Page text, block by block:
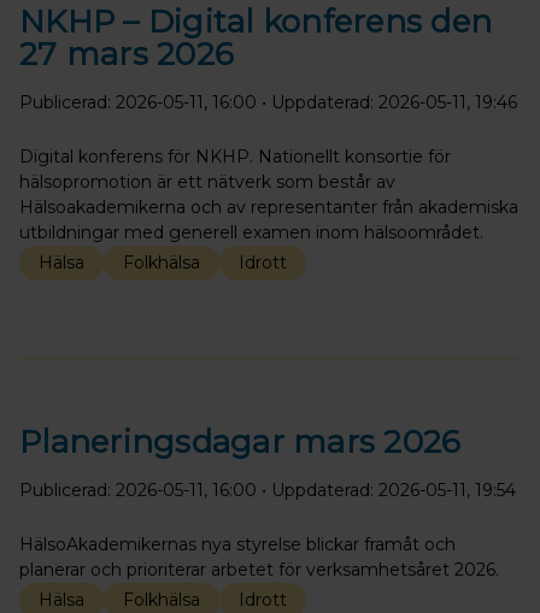
NKHP – Digital konferens den
27 mars 2026
Publicerad: 2026-05-11, 16:00 • Uppdaterad: 2026-05-11, 19:46
Digital konferens för NKHP. Nationellt konsortie för
hälsopromotion är ett nätverk som består av
Hälsoakademikerna och av representanter från akademiska
utbildningar med generell examen inom hälsoområdet.
Hälsa
Folkhälsa Idrott
Planeringsdagar mars 2026
Publicerad: 2026-05-11, 16:00 • Uppdaterad: 2026-05-11, 19:54
HälsoAkademikernas nya styrelse blickar framåt och
planerar och prioriterar arbetet för verksamhetsåret 2026.
Hälsa
Folkhälsa Idrott